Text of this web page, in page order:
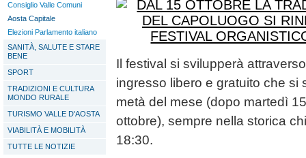
Consiglio Valle Comuni
Aosta Capitale
Elezioni Parlamento italiano
SANITÀ, SALUTE E STARE
BENE
SPORT
TRADIZIONI E CULTURA
MONDO RURALE
TURISMO VALLE D'AOSTA
VIABILITÀ E MOBILITÀ
TUTTE LE NOTIZIE
Il festival si svilupperà
ingresso libero e gratuito che
metà del mese (dopo martedì
ottobre), sempre nella storica
18:30.